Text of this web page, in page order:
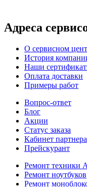
Адреса
О сервисном
История
Наши
Оплата доставки
Примеры работ
Вопрос-ответ
Блог
Акции
Статус заказа
Кабинет партнера
Прейскурант
Ремонт техники
Ремонт ноутбуков
Ремонт